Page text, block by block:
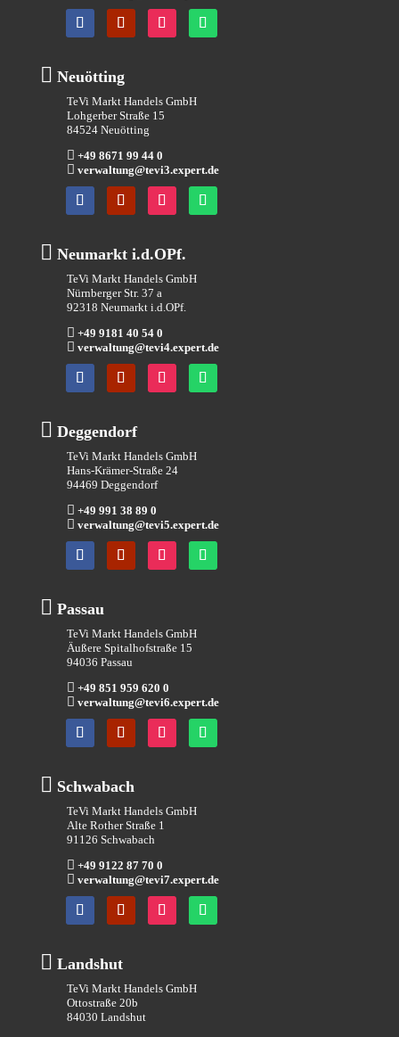
 Neuötting
TeVi Markt Handels GmbH
Lohgerber Straße 15
84524 Neuötting
 +49 8671 99 44 0
 verwaltung@tevi3.expert.de
 Neumarkt i.d.OPf.
TeVi Markt Handels GmbH
Nürnberger Str. 37 a
92318 Neumarkt i.d.OPf.
 +49 9181 40 54 0
 verwaltung@tevi4.expert.de
 Deggendorf
TeVi Markt Handels GmbH
Hans-Krämer-Straße 24
94469 Deggendorf
 +49 991 38 89 0
 verwaltung@tevi5.expert.de
 Passau
TeVi Markt Handels GmbH
Äußere Spitalhofstraße 15
94036 Passau
 +49 851 959 620 0
 verwaltung@tevi6.expert.de
 Schwabach
TeVi Markt Handels GmbH
Alte Rother Straße 1
91126 Schwabach
 +49 9122 87 70 0
 verwaltung@tevi7.expert.de
 Landshut
TeVi Markt Handels GmbH
Ottostraße 20b
84030 Landshut